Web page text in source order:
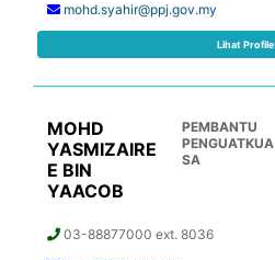
mohd.syahir@ppj.gov.my
Lihat Profile
MOHD
YASMIZAIRE
E BIN
YAACOB
PEMBANTU
PENGUATKUA
SA
03-88877000 ext. 8036